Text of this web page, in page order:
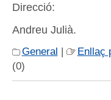
Direcció:
Andreu Julià.
General | Enllaç
(0)